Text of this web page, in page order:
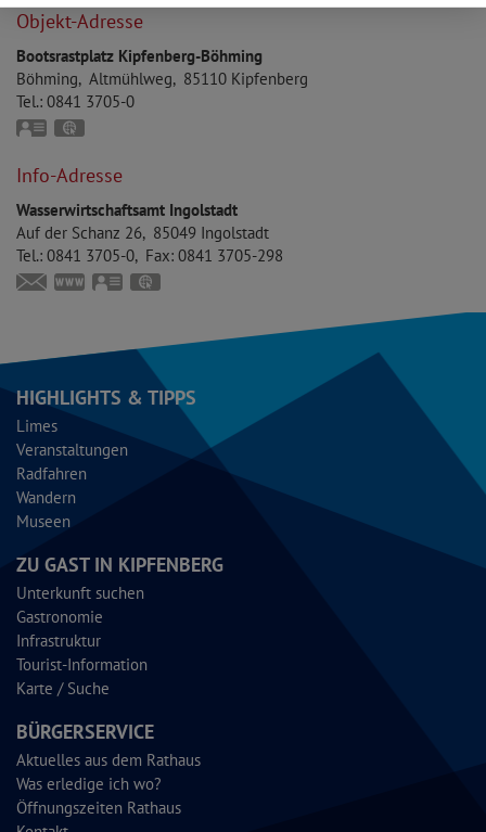
Objekt-Adresse
Bootsrastplatz Kipfenberg-Böhming
Böhming Altmühlweg 85110 Kipfenberg
Tel.: 0841 3705-0
vCard
Info-Adresse
Wasserwirtschaftsamt Ingolstadt
Auf der Schanz 26 85049 Ingolstadt
Tel.: 0841 3705-0 Fax: 0841 3705-298
poststelle@wwa-in.bayern.de
www.wwa-ingolstadt.bayern.de
vCard
HIGHLIGHTS & TIPPS
Limes
Veranstaltungen
Radfahren
Wandern
Museen
ZU GAST IN KIPFENBERG
Unterkunft suchen
Gastronomie
Infrastruktur
Tourist-Information
Karte / Suche
BÜRGERSERVICE
Aktuelles aus dem Rathaus
Was erledige ich wo?
Öffnungszeiten Rathaus